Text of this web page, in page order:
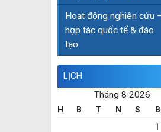
Hoạt động nghiên cứu
hợp tác quốc tế & đào
tạo
LỊCH
Tháng 8 2026
H B T N S B
1